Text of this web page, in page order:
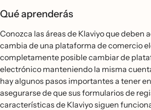
Qué aprenderás
Conozca las áreas de Klaviyo que deben
cambia de una plataforma de comercio
completamente posible cambiar de
electrónico manteniendo la misma
hay algunos pasos importantes a tener
asegurarse de que sus formularios de
características de Klaviyo siguen